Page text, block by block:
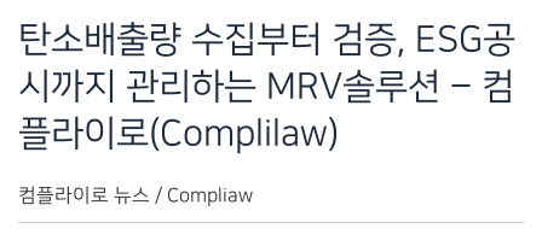
–
Complilaw(컴
플
라
이
로)
탄소배출량 수집부터 검증, ESG공
시까지 관리하는 MRV솔루션 – 컴
플라이로(Complilaw)
컴플라이로 뉴스 / Compliaw